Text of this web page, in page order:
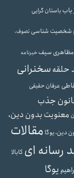
باب باستان گرایی
و شخصیت شناسی تصوف،
مظاهری سیفخبرنامه
حلقهسخنرانی
عرفان حقیقی
جذب
معنویت بدون دین،
دین، یوگا مقالات
رسانه ای کابالا
یوگا